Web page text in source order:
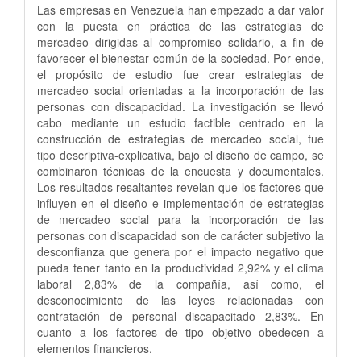
Las empresas en Venezuela han empezado a dar valor
con la puesta en práctica de las estrategias de
mercadeo dirigidas al compromiso solidario, a fin de
favorecer el bienestar común de la sociedad. Por ende,
el propósito de estudio fue crear estrategias de
mercadeo social orientadas a la incorporación de las
personas con discapacidad. La investigación se llevó
cabo mediante un estudio factible centrado en la
construcción de estrategias de mercadeo social, fue
tipo descriptiva-explicativa, bajo el diseño de campo, se
combinaron técnicas de la encuesta y documentales.
Los resultados resaltantes revelan que los factores que
influyen en el diseño e implementación de estrategias
de mercadeo social para la incorporación de las
personas con discapacidad son de carácter subjetivo la
desconfianza que genera por el impacto negativo que
pueda tener tanto en la productividad 2,92% y el clima
laboral 2,83% de la compañía, así como, el
desconocimiento de las leyes relacionadas con
contratación de personal discapacitado 2,83%. En
cuanto a los factores de tipo objetivo obedecen a
elementos financieros.